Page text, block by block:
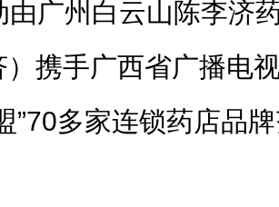
由广州白云山陈李济
）携手广西省广播电
”70多家连锁药店品